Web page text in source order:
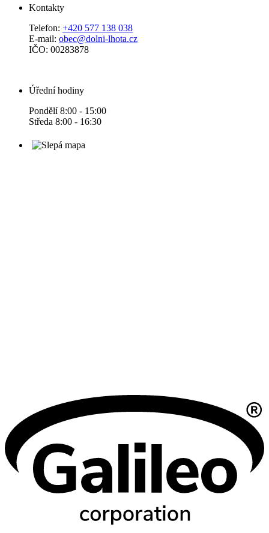
Kontakty
Telefon: +420 577 138 038
E-mail: obec@dolni-lhota.cz
IČO: 00283878
Úřední hodiny
Pondělí 8:00 - 15:00
Středa 8:00 - 16:30